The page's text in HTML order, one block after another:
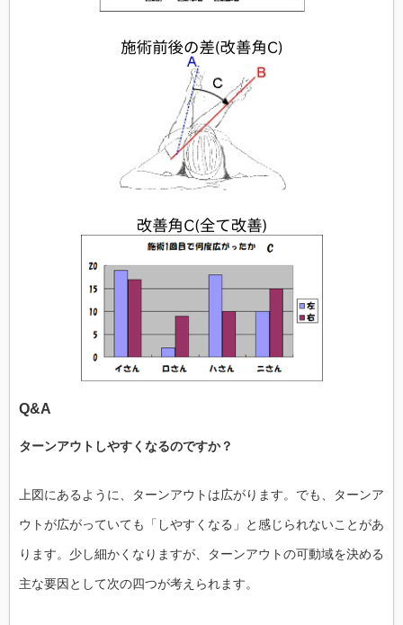
Q&A
ターンアウトしやすくなるのですか？
上図にあるように、ターンアウトは広がります。でも、ターンア
ウトが広がっていても「しやすくなる」と感じられないことがあ
ります。少し細かくなりますが、ターンアウトの可動域を決める
主な要因として次の四つが考えられます。